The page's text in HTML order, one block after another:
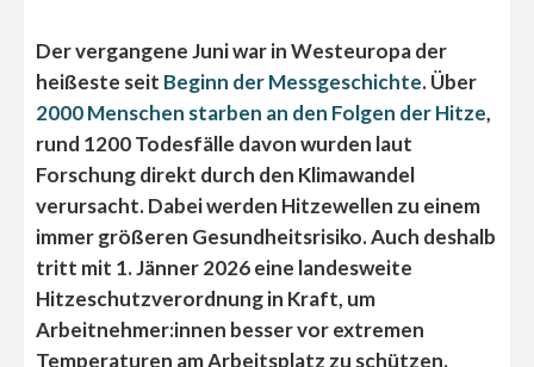
Der vergangene Juni war in Westeuropa der
heißeste seit Beginn der Messgeschichte. Über
2000 Menschen starben an den Folgen der Hitze,
rund 1200 Todesfälle davon wurden laut
Forschung direkt durch den Klimawandel
verursacht. Dabei werden Hitzewellen zu einem
immer größeren Gesundheitsrisiko. Auch deshalb
tritt mit 1. Jänner 2026 eine landesweite
Hitzeschutzverordnung in Kraft, um
Arbeitnehmer:innen besser vor extremen
Temperaturen am Arbeitsplatz zu schützen.